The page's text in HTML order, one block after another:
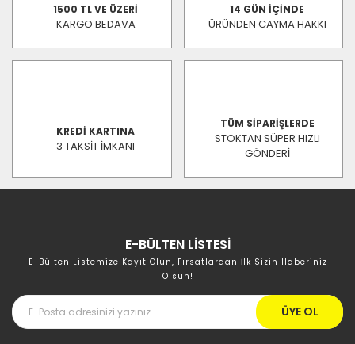
1500 TL VE ÜZERİ
KARGO BEDAVA
14 GÜN İÇİNDE
ÜRÜNDEN CAYMA HAKKI
KREDİ KARTINA
3 TAKSİT İMKANI
TÜM SİPARİŞLERDE
STOKTAN SÜPER HIZLI
GÖNDERİ
E-BÜLTEN LİSTESİ
E-Bülten Listemize Kayıt Olun, Fırsatlardan İlk Sizin Haberiniz
Olsun!
ÜYE OL